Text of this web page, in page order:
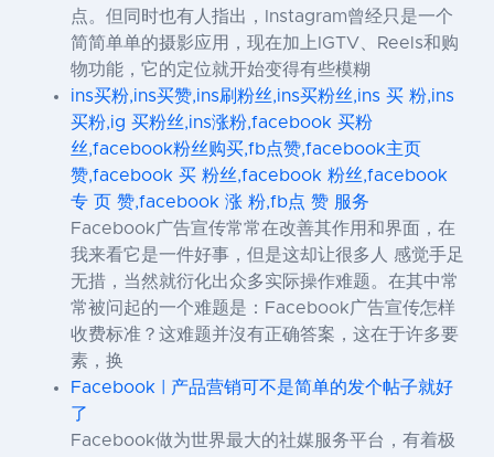
点。但同时也有人指出，Instagram曾经只是一个
简简单单的摄影应用，现在加上IGTV、Reels和购
物功能，它的定位就开始变得有些模糊
ins买粉,ins买赞,ins刷粉丝,ins买粉丝,ins 买 粉,ins
买粉,ig 买粉丝,ins涨粉,facebook 买粉
丝,facebook粉丝购买,fb点赞,facebook主页
赞,facebook 买 粉丝,facebook 粉丝,facebook
专 页 赞,facebook 涨 粉,fb点 赞 服务
Facebook广告宣传常常在改善其作用和界面，在
我来看它是一件好事，但是这却让很多人 感觉手足
无措，当然就衍化出众多实际操作难题。在其中常
常被问起的一个难题是：Facebook广告宣传怎样
收费标准？这难题并沒有正确答案，这在于许多要
素，换
Facebook | 产品营销可不是简单的发个帖子就好
了
Facebook做为世界最大的社媒服务平台，有着极